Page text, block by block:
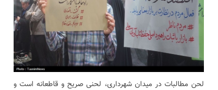
لحن مطالبات در میدان شهرداری، لحنی صریح و قاطعانه است و